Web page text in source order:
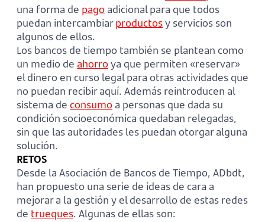
una forma de pago adicional para que todos
puedan intercambiarproductosy servicios son
algunos de ellos.
Los bancos de tiempo también se plantean como
un medio de ahorroya que permiten «reservar»
el dinero en curso legal para otras actividades que
no puedan recibir aquí. Además reintroducen al
sistema de consumo a personas que dada su
condición socioeconómica quedaban relegadas,
sin que las autoridades les puedan otorgar alguna
solución.
RETOS
Desde la Asociación de Bancos de Tiempo, ADbdt,
han propuesto una serie de ideas de cara a
mejorar a la gestión y el desarrollo de estas redes
de trueques. Algunas de ellas son: